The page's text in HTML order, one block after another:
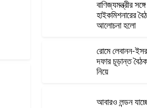
বাণিজ্যমন্ত্রীর
হাইকমিশনারের
আলোচনা হলো
রোমে লেবানন-
দফার চূড়ান্ত
নিয়ে
আবারও লন্ডন